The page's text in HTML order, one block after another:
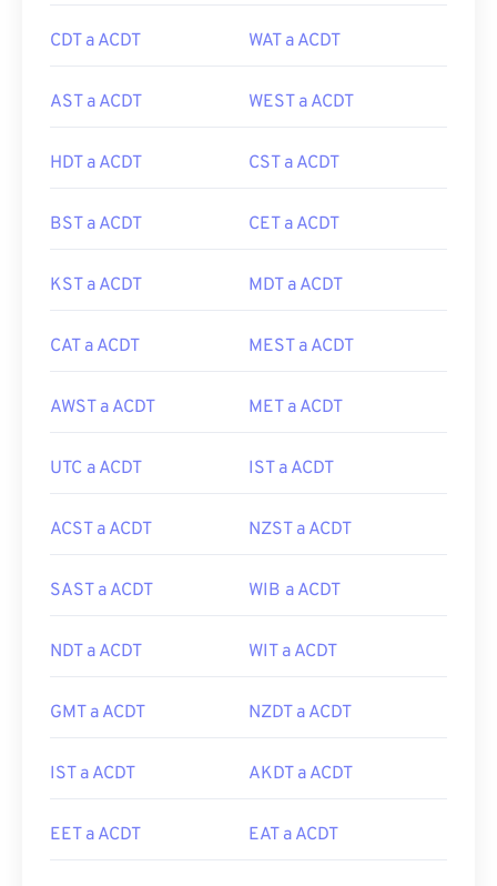
CDT a ACDT WAT a ACDT
AST a ACDT WEST a ACDT
HDT a ACDT CST a ACDT
BST a ACDT CET a ACDT
KST a ACDT MDT a ACDT
CAT a ACDT MEST a ACDT
AWST a ACDT MET a ACDT
UTC a ACDT IST a ACDT
ACST a ACDT NZST a ACDT
SAST a ACDT WIB a ACDT
NDT a ACDT WIT a ACDT
GMT a ACDT NZDT a ACDT
IST a ACDT AKDT a ACDT
EET a ACDT EAT a ACDT